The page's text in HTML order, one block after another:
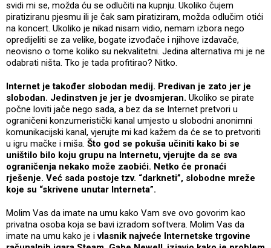
svidi mi se, možda ću se odlučiti na kupnju. Ukoliko čujem
piratiziranu pjesmu ili je čak sam piratiziram, možda odlučim otići
na koncert. Ukoliko je nikad nisam vidio, nemam izbora nego
opredijeliti se za velike, bogate izvođače i njihove izdavače,
neovisno o tome koliko su nekvalitetni. Jedina alternativa mi je ne
odabrati ništa. Tko je tada profitirao? Nitko.
Internet je također slobodan medij. Predivan je zato jer je
slobodan. Jedinstven je jer je dvosmjeran. Ukoliko se pirate
počne loviti jače nego sada, a bez da se Internet pretvori u
ograničeni konzumeristički kanal umjesto u slobodni anonimni
komunikacijski kanal, vjerujte mi kad kažem da će se to pretvoriti
u igru mačke i miša. Što god se pokuša učiniti kako bi se
uništilo bilo koju grupu na Internetu, vjerujte da se sva
ograničenja nekako može zaobići. Netko će pronaći
rješenje. Već sada postoje tzv. “darkneti”, slobodne mreže
koje su “skrivene unutar Interneta”.
Molim Vas da imate na umu kako Vam sve ovo govorim kao
privatna osoba koja se bavi izradom softvera. Molim Vas da
imate na umu kako je ivlasnik najveće Internetske trgovine